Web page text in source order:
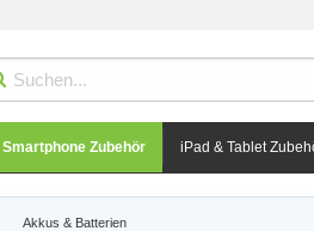
Smartphone Zubehör iPad & Tablet
Akkus & Batterien